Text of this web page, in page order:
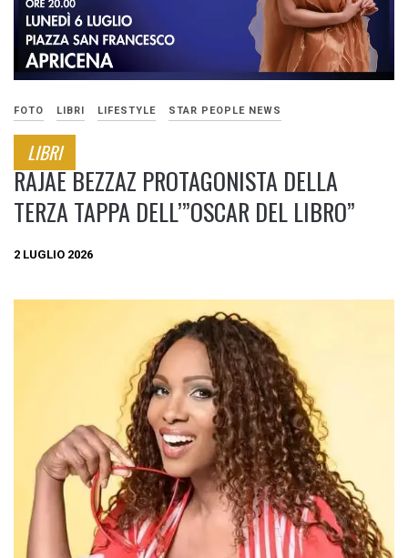
FOTO LIBRI LIFESTYLE STAR PEOPLE NEWS
LIBRI
RAJAE BEZZAZ PROTAGONISTA DELLA
TERZA TAPPA DELL’”OSCAR DEL LIBRO”
2 LUGLIO 2026